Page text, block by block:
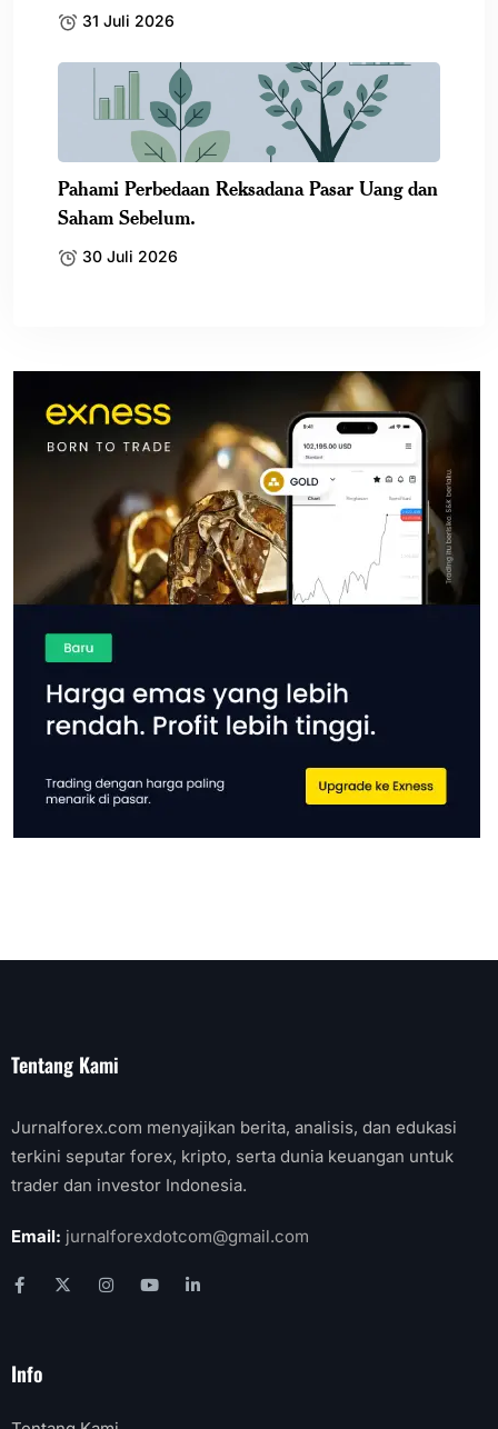
31 Juli 2026
Pahami Perbedaan Reksadana Pasar Uang dan
Saham Sebelum.
30 Juli 2026
Tentang Kami
Jurnalforex.com menyajikan berita, analisis, dan edukasi
terkini seputar forex, kripto, serta dunia keuangan untuk
trader dan investor Indonesia.
Email: jurnalforexdotcom@gmail.com
Info